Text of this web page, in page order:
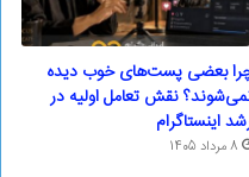
بعضی پست‌های خوب دیده
نقش تعامل اولیه در
اینستاگرام
8 مرداد 1405